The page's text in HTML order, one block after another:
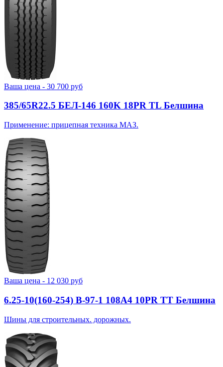
Ваша цена - 30 700 руб
385/65R22.5 БЕЛ-146 160K 18PR TL Белшина
Применение: прицепная техника МАЗ.
Ваша цена - 12 030 руб
6.25-10(160-254) В-97-1 108A4 10PR TT Белшина
Шины для строительных. дорожных.